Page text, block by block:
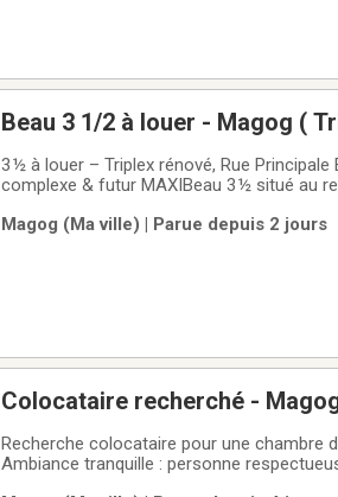
Beau 3 1/2 à louer
3 ½ à louer – Triplex rénové, Rue
complexe & futur MAXIBeau 3 ½ situé au
essentiels, de l’école, de
Magog (Ma ville) | Parue depuis 2 jours
Colocataire recherché -
Recherche colocataire pour une chambre
Ambiance tranquille : personne